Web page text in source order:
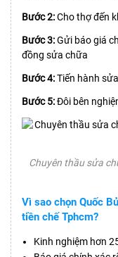
Bước 2:Cho thợ đến
Bước 3:Gửi báo giá
đồng sửa chữa
Bước 4:Tiến hành
Bước 5:Đôi bên
Chuyên thầu sửa
Vì sao chọn Quốc
tiền chế Tphcm?
Kinh nghiệm hơn